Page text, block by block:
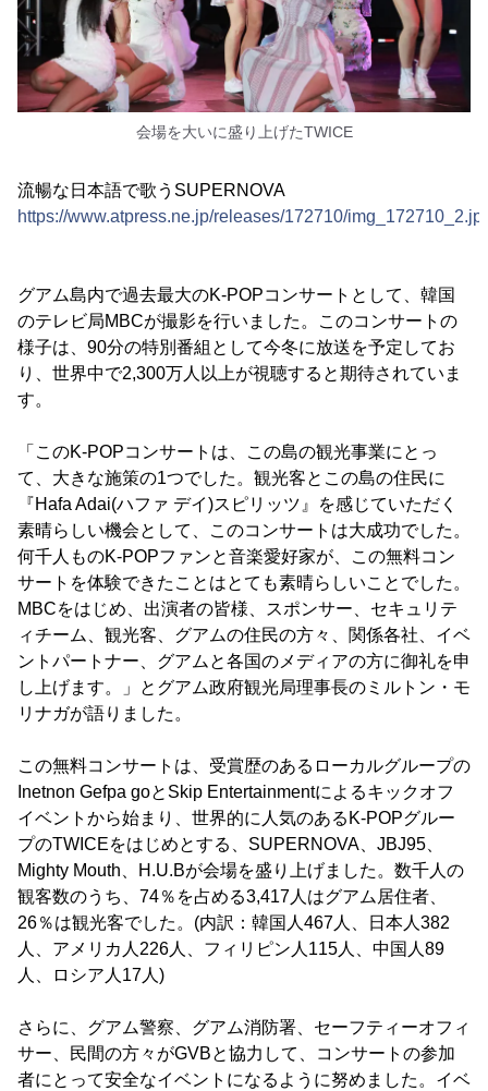
会場を大いに盛り上げたTWICE
流暢な日本語で歌うSUPERNOVA
https://www.atpress.ne.jp/releases/172710/
グアム島内で過去最大のK-POPコンサートとして、韓国
のテレビ局MBCが撮影を行いました。このコンサートの
様子は、90分の特別番組として今冬に放送を予定してお
り、世界中で2,300万人以上が視聴すると期待されていま
す。
「このK-POPコンサートは、この島の観光事業にとっ
て、大きな施策の1つでした。観光客とこの島の住民に
『Hafa Adai(ハファ デイ)スピリッツ』を感じていただく
素晴らしい機会として、このコンサートは大成功でした。
何千人ものK-POPファンと音楽愛好家が、この無料コン
サートを体験できたことはとても素晴らしいことでした。
MBCをはじめ、出演者の皆様、スポンサー、セキュリテ
ィチーム、観光客、グアムの住民の方々、関係各社、イベ
ントパートナー、グアムと各国のメディアの方に御礼を申
し上げます。」とグアム政府観光局理事長のミルトン・モ
リナガが語りました。
この無料コンサートは、受賞歴のあるローカルグループの
Inetnon Gefpa goとSkip Entertainmentによるキックオフ
イベントから始まり、世界的に人気のあるK-POPグルー
プのTWICEをはじめとする、SUPERNOVA、JBJ95、
Mighty Mouth、H.U.Bが会場を盛り上げました。数千人の
観客数のうち、74％を占める3,417人はグアム居住者、
26％は観光客でした。(内訳：韓国人467人、日本人382
人、アメリカ人226人、フィリピン人115人、中国人89
人、ロシア人17人)
さらに、グアム警察、グアム消防署、セーフティーオフィ
サー、民間の方々がGVBと協力して、コンサートの参加
者にとって安全なイベントになるように努めました。イベ